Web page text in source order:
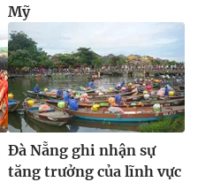
Mỹ
Đà Nẵng ghi nhận sự
tăng trưởng của lĩnh vực